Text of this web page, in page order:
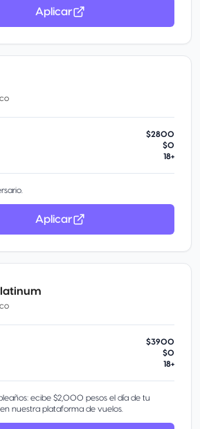
Aplicar
$2800
$0
18+
Aplicar
$3900
$0
18+
ecibe $2,000 pesos el día de tu
nuestra plataforma de vuelos.